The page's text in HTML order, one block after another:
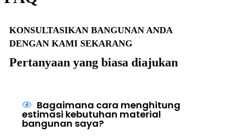
KONSULTASIKAN BANGUNAN ANDA
DENGAN KAMI SEKARANG
Pertanyaan yang biasa diajukan
Bagaimana cara menghitung
estimasi kebutuhan material
bangunan saya?